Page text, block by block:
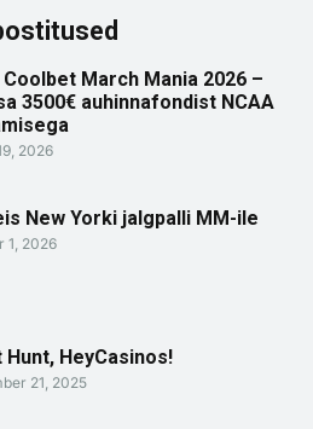
Coolbet March Mania 2026 –
3500€ auhinnafondist NCAA
2026
New Yorki jalgpalli MM-ile
1, 2026
HeyCasinos!
21, 2025